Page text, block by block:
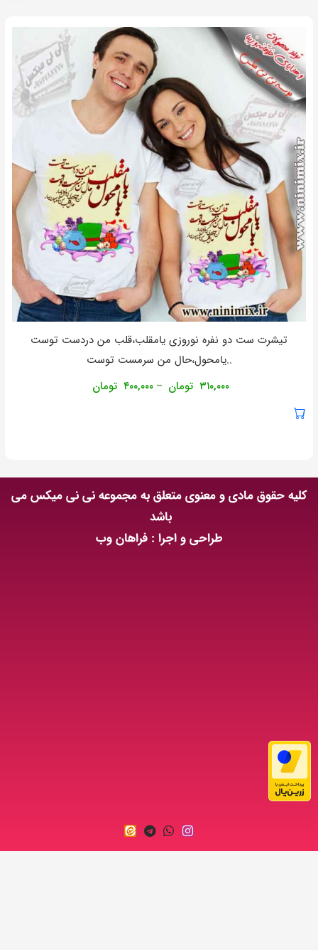
تیشرت ست دو نفره نوروزی يامقلب،قلب من دردست توست
..يامحول،حال من سرمست توست
۳۱۰,۰۰۰ تومان – ۴۰۰,۰۰۰ تومان
کلیه حقوق مادی و معنوی متعلق به مجموعه نی نی میکس می
باشد
طراحی و اجرا : فراهان وب